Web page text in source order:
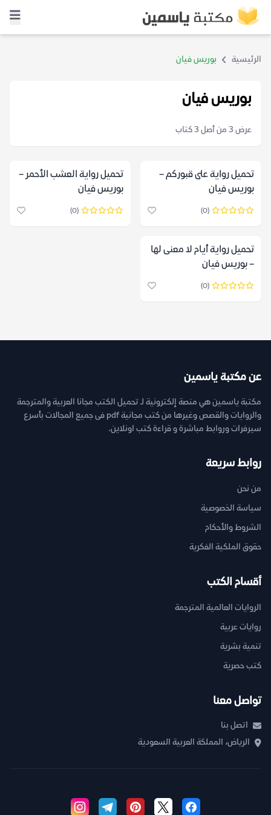
الرئيسية بوريس فيان
بوريس فيان
عرض 3 من أصل 3 كتاب
تحميل رواية على قبوركم –
بوريس فيان
(0)
تحميل رواية العشب الأحمر –
بوريس فيان
(0)
تحميل رواية أيام لا معنى لها
– بوريس فيان
(0)
عن مكتبة ياسمين
مكتبة ياسمين هي منصة إلكترونية لـ تحميل الكتب مجانا العربية والمترجمة
والروايات والقصص وغيرها من كتب مجانية pdf فى جميع المجالات بأسرع
سيرفرات وروابط مباشرة و قراءة كتب اونلاين.
روابط سريعة
من نحن
سياسة الخصوصية
الشروط والأحكام
حقوق الملكية الفكرية
أقسام الكتب
الروايات العالمية المترجمة
روايات عربية
تنمية بشرية
كتب حصرية
تواصل معنا
اتصل بنا
الرياض، المملكة العربية السعودية